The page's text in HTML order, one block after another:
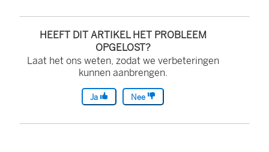
HEEFT DIT ARTIKEL HET PROBLEEM
OPGELOST?
Laat het ons weten, zodat we verbeteringen
kunnen aanbrengen.
Ja Nee